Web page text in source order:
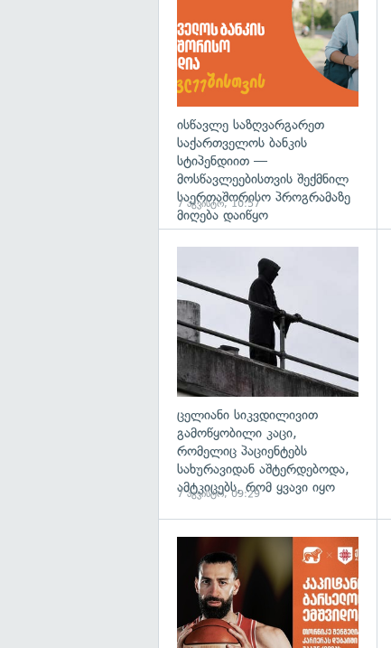
ისწავლე საზღვარგარეთ
საქართველოს ბანკის
სტიპენდიით —
მოსწავლეებისთვის შექმნილ
საერთაშორისო პროგრამაზე
მიღება დაიწყო
7 აგვისტო, 10:57
ცელიანი სიკვდილივით
გამოწყობილი კაცი,
რომელიც პაციენტებს
სახურავიდან აშტერდებოდა,
ამტკიცებს, რომ ყვავი იყო
7 აგვისტო, 09:29